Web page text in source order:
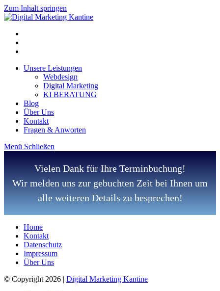
Zum Inhalt springen
Unsere Leistungen
Webdesign
Digital Marketing
KI BERATUNG
Blog
Über Uns
Kontakt
Fragen & Anworten
Menü Schließen
Vielen Dank für Ihre Terminbuchung!
Wir melden uns zur gebuchten Zeit bei Ihnen um
alle weiteren Details zu besprechen!
Home
Kontakt
Datenschutz
Impressum
Über Uns
© Copyright 2026 | Digital Marketing Kantine